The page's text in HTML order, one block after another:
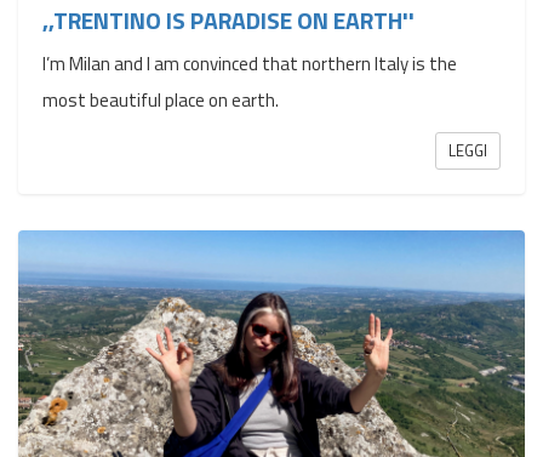
,,TRENTINO IS PARADISE ON EARTH''
I’m Milan and I am convinced that northern Italy is the
most beautiful place on earth.
LEGGI